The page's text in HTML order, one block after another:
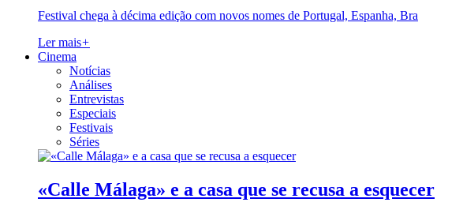
Festival chega à décima edição com novos nomes de Portugal, Espanha, Bra
Ler mais+
Cinema
Notícias
Análises
Entrevistas
Especiais
Festivais
Séries
«Calle Málaga» e a casa que se recusa a esquecer